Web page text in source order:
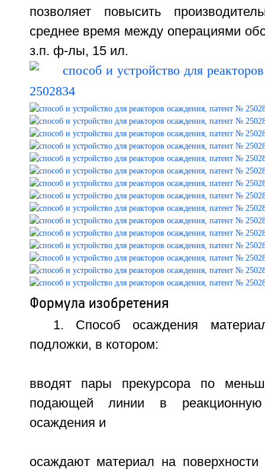
позволяет повысить
среднее время между операциями
з.п. ф-лы, 15 ил.
Формула изобретения
1. Способ осаждения
подложки, в котором:
вводят пары прекурсора по
подающей линии в реакционную
осаждения и
осаждают материал на поверхности